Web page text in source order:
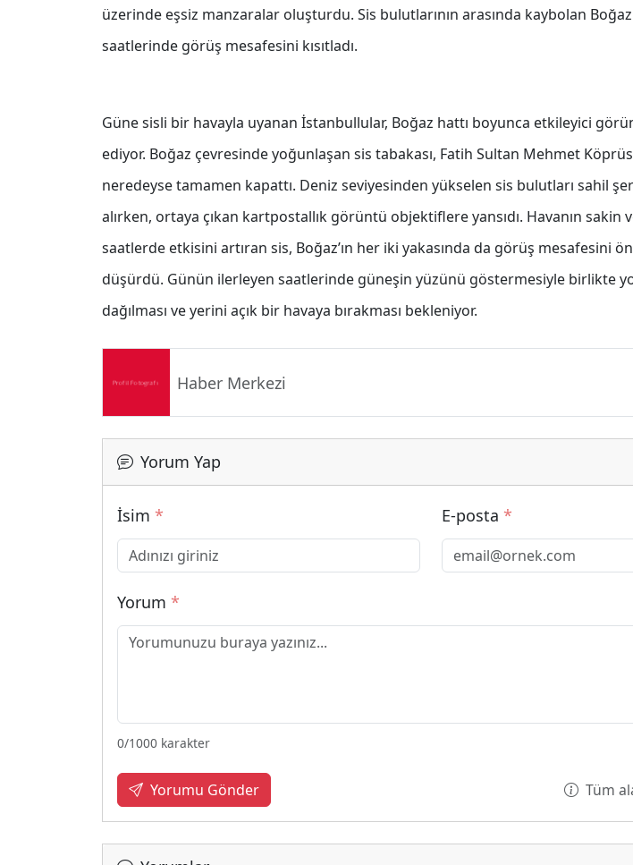
üzerinde eşsiz manzaralar oluşturdu. Sis bulutlarının arasında kaybolan
saatlerinde görüş mesafesini kısıtladı.
Güne sisli bir havayla uyanan İstanbullular, Boğaz hattı boyunca etkileyici
ediyor. Boğaz çevresinde yoğunlaşan sis tabakası, Fatih Sultan Mehmet
neredeyse tamamen kapattı. Deniz seviyesinden yükselen sis bulutları sahil
alırken, ortaya çıkan kartpostallık görüntü objektiflere yansıdı. Havanın
saatlerde etkisini artıran sis, Boğaz’ın her iki yakasında da görüş mesafesini
düşürdü. Günün ilerleyen saatlerinde güneşin yüzünü göstermesiyle birlikte
dağılması ve yerini açık bir havaya bırakması bekleniyor.
Haber Merkezi
Yorum Yap
İsim * E-posta *
Yorum *
0/1000 karakter
Yorumu Gönder Tüm